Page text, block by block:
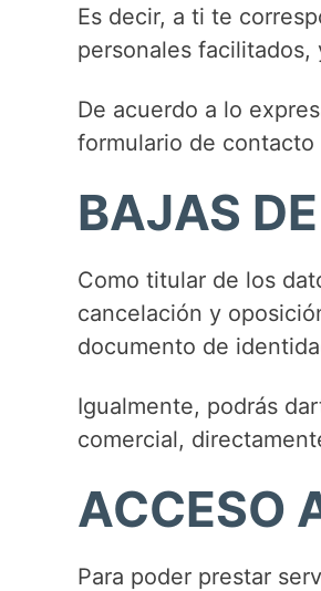
Es decir, a ti te
personales
De acuerdo a lo
formulario de contacto
BAJAS
Como titular de los
cancelación y
documento de
Igualmente, podrás
comercial,
ACCESO
Para poder prestar